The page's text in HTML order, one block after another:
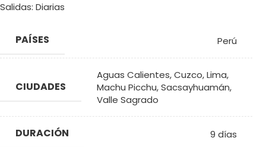
Salidas: Diarias
PAÍSES Perú
CIUDADES
Aguas Calientes,Cuzco,Lima,
Machu Picchu,Sacsayhuamán,
Valle Sagrado
DURACIÓN 9 días